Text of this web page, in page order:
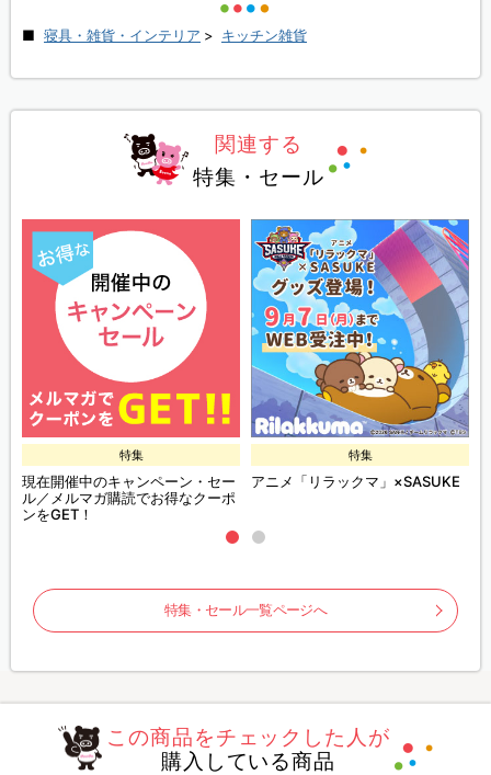
寝具・雑貨・インテリア > キッチン雑貨
関連する
特集・セール
特集
現在開催中のキャンペーン・セー
ル／メルマガ購読でお得なクーポ
ンをGET！
特集
アニメ「リラックマ」×SASUKE
特集・セール一覧ページへ
この商品をチェックした人が
購入している商品